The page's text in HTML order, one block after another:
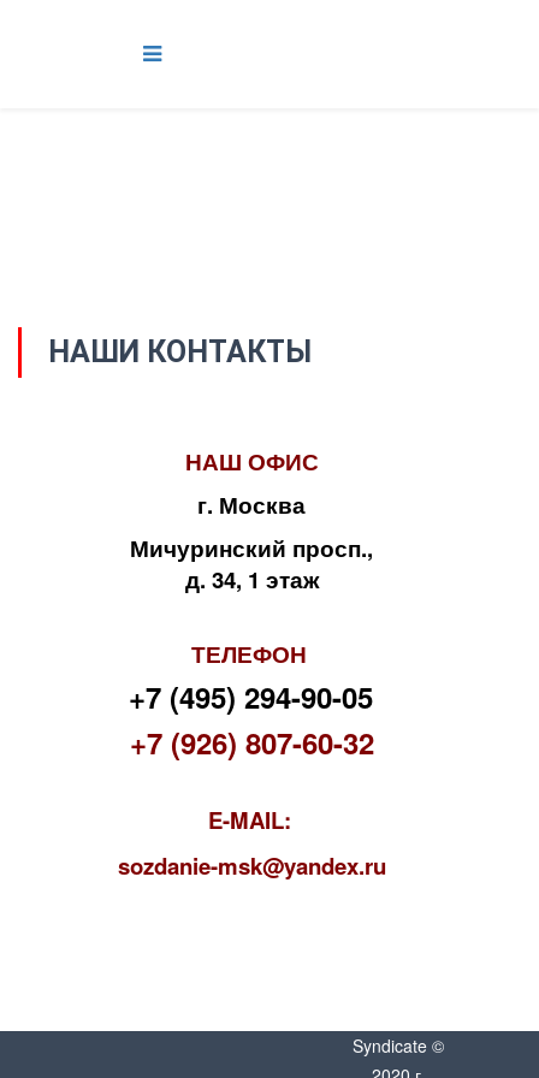
НАШИ КОНТАКТЫ
НАШ ОФИС
г. Москва
Мичуринский просп.,
д. 34, 1 этаж
ТЕЛЕФОН
+7 (495) 294-90-05
+7 (926) 807-60-32
E-MAIL:
sozdanie-msk@yandex.ru
Syndicate ©